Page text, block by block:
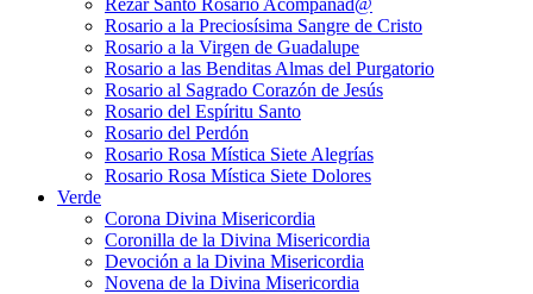
Rosario a la Preciosísima Sangre de Cristo
Rosario a la Virgen de Guadalupe
Rosario a las Benditas Almas del Purgatorio
Rosario al Sagrado Corazón de Jesús
Rosario del Espíritu Santo
Rosario del Perdón
Rosario Rosa Mística Siete Alegrías
Rosario Rosa Mística Siete Dolores
Verde
Corona Divina Misericordia
Coronilla de la Divina Misericordia
Devoción a la Divina Misericordia
Novena de la Divina Misericordia